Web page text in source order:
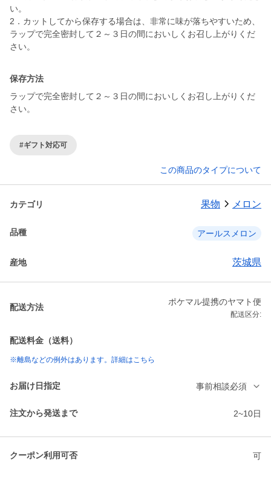
い。
2．カットしてから保存する場合は、非常に味が落ちやすいため、
ラップで完全密封して２～３日の間においしくお召し上がりくだ
さい。
保存方法
ラップで完全密封して２～３日の間においしくお召し上がりくだ
さい。
#ギフト対応可
この商品のタイプについて
カテゴリ 果物 メロン
品種 アールスメロン
産地 茨城県
配送方法
ポケマル提携のヤマト便
配送区分:
配送料金（送料）
※離島などの例外はあります。詳細はこちら
お届け日指定 事前相談必須
注文から発送まで 2~10日
クーポン利用可否 可